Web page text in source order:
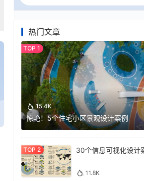
登录 或刷新
热门文章
15.4K
惊艳！5个住宅小区景观设计案例
30个信息可视化设计
11.8K